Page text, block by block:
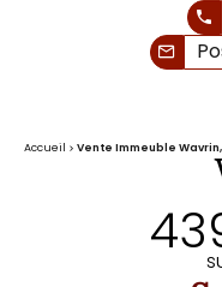
Accueil Vente Immeuble Wavrin,